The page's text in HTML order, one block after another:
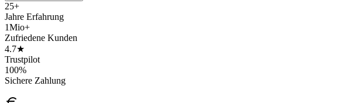
25+
Jahre Erfahrung
1Mio+
Zufriedene Kunden
4.7★
Trustpilot
100%
Sichere Zahlung